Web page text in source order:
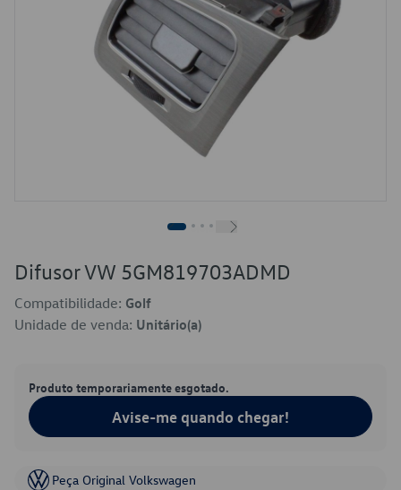
Difusor VW 5GM819703ADMD
Compatibilidade: Golf
Unidade de venda: Unitário(a)
Produto temporariamente esgotado.
Avise-me quando chegar!
Peça Original Volkswagen